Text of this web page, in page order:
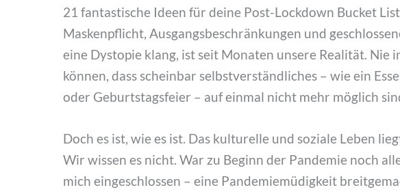
21 fantastische Ideen für deine Post-Lockdown Bucket List
Maskenpflicht, Ausgangsbeschränkungen und
eine Dystopie klang, ist seit Monaten unsere Realität. Nie
können, dass scheinbar selbstverständliches – wie ein
oder Geburtstagsfeier – auf einmal nicht mehr möglich
Doch es ist, wie es ist. Das kulturelle und soziale Leben
Wir wissen es nicht. War zu Beginn der Pandemie noch
mich eingeschlossen – eine Pandemiemüdigkeit